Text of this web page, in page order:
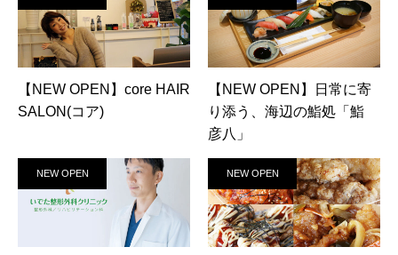
【NEW OPEN】core HAIR
SALON(コア)
【NEW OPEN】日常に寄
り添う、海辺の鮨処「鮨
彦八」
NEW OPEN NEW OPEN